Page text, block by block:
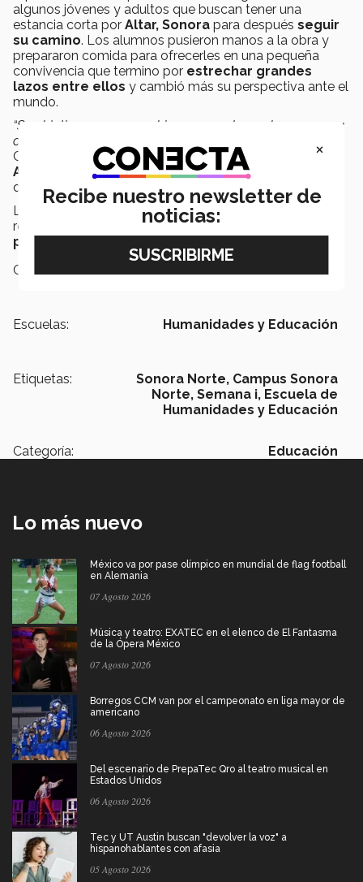
algunos jóvenes y adultos que buscan tener una
estancia corta por Altar, Sonora para después seguir
su camino. Los alumnos pusieron manos a la obra y
prepararon comida para ofrecerles en una pequeña
convivencia que termino por estrechar grandes
lazos entre ellos y cambió más su perspectiva ante el
mundo.
“Su objetivo no va a cambiar, pero podemos hacer que su
camino se más grato para lograr su sueño”
CONECTA,
María Fernanda Ávila, estudiante de
Administración de Empresas en campus Toluca
quién estuvo en Sonora Norte por Semana i.
La realidad de la actividad fue más allá de un video
reportaje,
abrió el camino a futuros voluntarios
para esta causa.
Campus:
Escuelas: Humanidades y Educación
Etiquetas: Sonora Norte, Campus Sonora
Norte, Semana i, Escuela de
Humanidades y Educación
Categoría: Educación
Lo más nuevo
México va por pase olímpico en mundial de flag football
en Alemania
07 Agosto 2026
Música y teatro: EXATEC en el elenco de El Fantasma
de la Ópera México
07 Agosto 2026
Borregos CCM van por el campeonato en liga mayor de
americano
06 Agosto 2026
Del escenario de PrepaTec Qro al teatro musical en
Estados Unidos
06 Agosto 2026
Tec y UT Austin buscan "devolver la voz" a
hispanohablantes con afasia
05 Agosto 2026
×
Recibe nuestro newsletter de
noticias: